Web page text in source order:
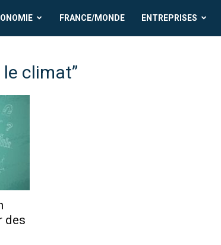
FRANCE/MONDE ENTREPRISES
climat”
des